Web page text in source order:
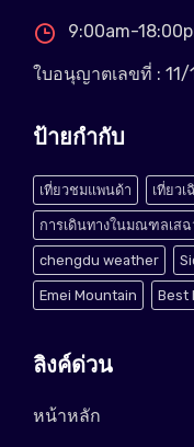
9:00am-
ใบอนุญาตเลขที่ : 11/
ป้ายกำกับ
เที่ยวชมแพนด้า เที่ยวเ
การเดินทางในมณฑลเส
chengdu weather
Emei Mountain Best
ลิงค์ด่วน
หน้าหลัก